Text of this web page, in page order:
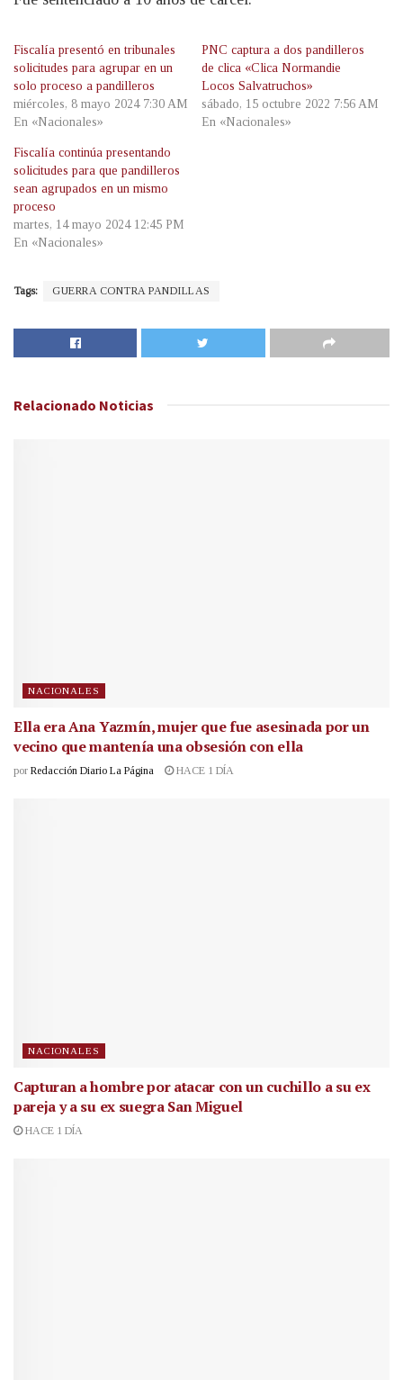
Fiscalía presentó en tribunales
solicitudes para agrupar en un
solo proceso a pandilleros
miércoles, 8 mayo 2024 7:30 AM
En «Nacionales»
PNC captura a dos pandilleros
de clica «Clica Normandie
Locos Salvatruchos»
sábado, 15 octubre 2022 7:56 AM
En «Nacionales»
Fiscalía continúa presentando
solicitudes para que pandilleros
sean agrupados en un mismo
proceso
martes, 14 mayo 2024 12:45 PM
En «Nacionales»
Tags: GUERRA CONTRA PANDILLAS
Relacionado Noticias
NACIONALES
Ella era Ana Yazmín, mujer que fue asesinada por un
vecino que mantenía una obsesión con ella
por Redacción Diario La Página HACE 1 DÍA
NACIONALES
Capturan a hombre por atacar con un cuchillo a su ex
pareja y a su ex suegra San Miguel
HACE 1 DÍA